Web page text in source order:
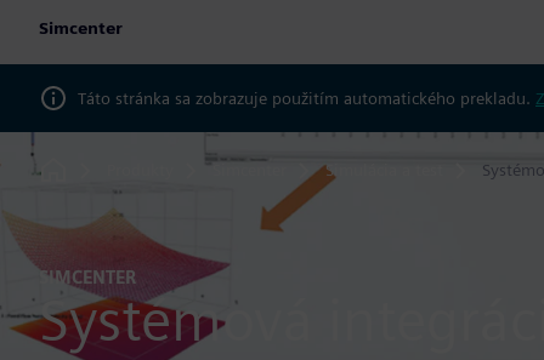
Simcenter
Táto stránka sa zobrazuje použitím automatického prekladu.
Home
Simulácia a test
SIMCENTER
Systémová